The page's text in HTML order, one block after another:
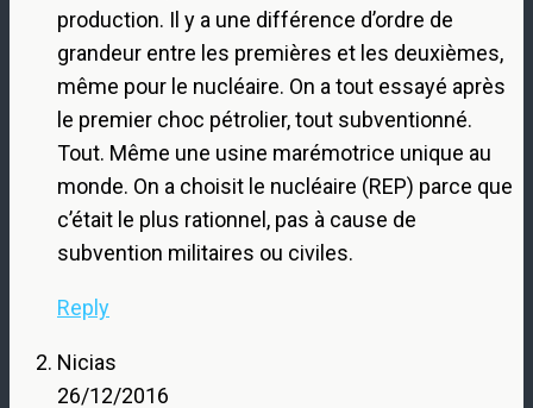
production. Il y a une différence d’ordre de
grandeur entre les premières et les deuxièmes,
même pour le nucléaire. On a tout essayé après
le premier choc pétrolier, tout subventionné.
Tout. Même une usine marémotrice unique au
monde. On a choisit le nucléaire (REP) parce que
c’était le plus rationnel, pas à cause de
subvention militaires ou civiles.
Reply
Nicias
26/12/2016